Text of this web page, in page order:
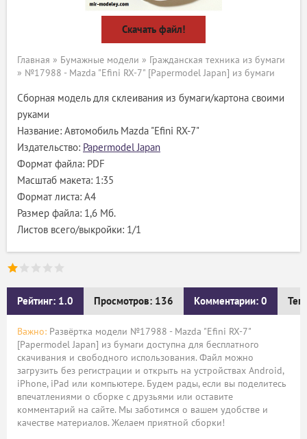
Скачать файл!
Главная » Бумажные модели » Гражданская техника из бумаги
» №17988 - Mazda "Efini RX-7" [Papermodel Japan] из бумаги
Сборная модель для склеивания из бумаги/картона своими
руками
Название: Автомобиль Mazda "Efini RX-7"
Издательство: Papermodel Japan
Формат файла: PDF
Масштаб макета: 1:35
Формат листа: А4
Размер файла: 1,6 Мб.
Листов всего/выкройки: 1/1
Рейтинг: 1.0 Просмотров: 136 Комментарии: 0
Важно: Развёртка модели №17988 - Mazda "Efini RX-7"
[Papermodel Japan] из бумаги доступна для бесплатного
скачивания и свободного использования. Файл можно
загрузить без регистрации и открыть на устройствах Android,
iPhone, iPad или компьютере. Будем рады, если вы поделитесь
впечатлениями о сборке с друзьями или оставите
комментарий на сайте. Мы заботимся о вашем удобстве и
качестве материалов. Желаем приятной сборки!